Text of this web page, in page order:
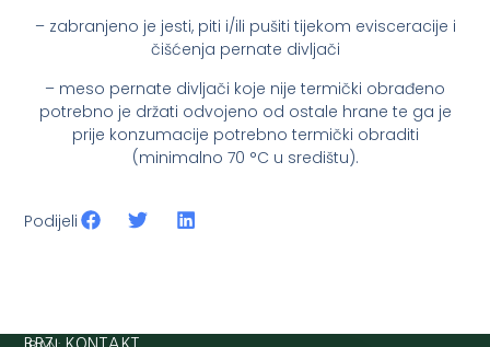
– zabranjeno je jesti, piti i/ili pušiti tijekom evisceracije i
čišćenja pernate divljači
– meso pernate divljači koje nije termički obrađeno
potrebno je držati odvojeno od ostale hrane te ga je
prije konzumacije potrebno termički obraditi
(minimalno 70 °C u središtu).
Podijeli
BRZI KONTAKT